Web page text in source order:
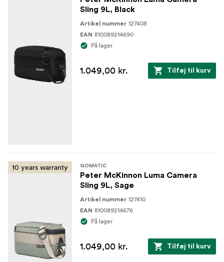
Sling 9L, Black
Artikel nummer 127408
EAN 810089214690
På lager
1.049,00 kr. Tilføj til kurv
10 years warranty GOMATIC
Peter McKinnon Luma Camera
Sling 9L, Sage
Artikel nummer 127410
EAN 810089214676
På lager
1.049,00 kr. Tilføj til kurv